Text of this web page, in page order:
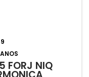
FORJ NIQ